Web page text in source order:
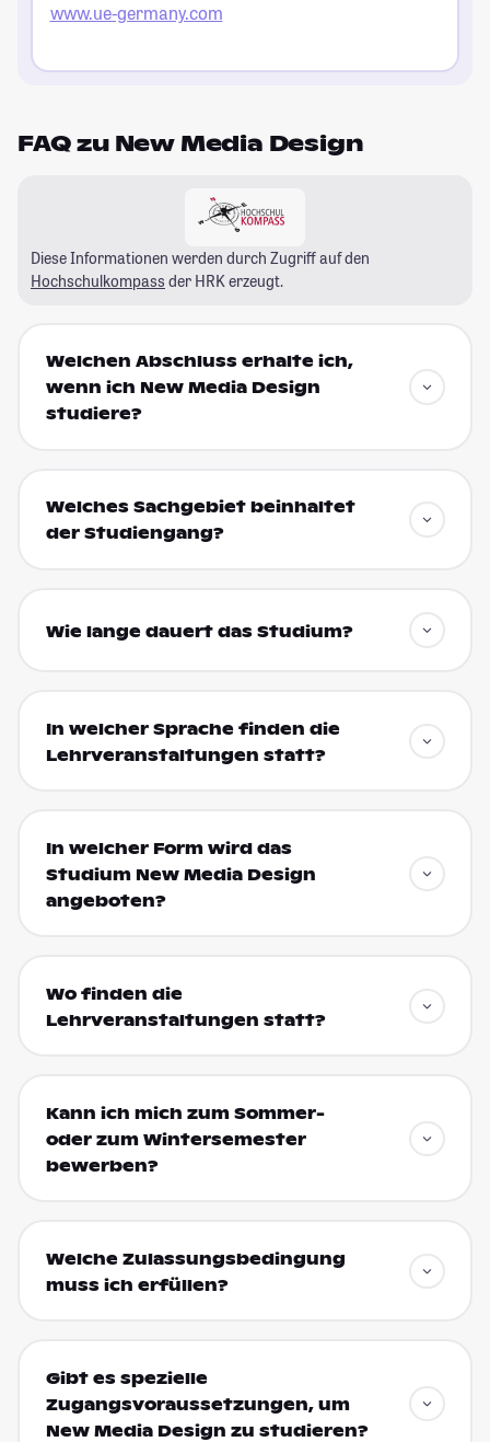
www.ue-germany.com
FAQ zu New Media Design
Diese Informationen werden durch Zugriff auf den
Hochschulkompass der HRK erzeugt.
Welchen Abschluss erhalte ich,
wenn ich New Media Design
studiere?
Welches Sachgebiet beinhaltet
der Studiengang?
Wie lange dauert das Studium?
In welcher Sprache finden die
Lehrveranstaltungen statt?
In welcher Form wird das
Studium New Media Design
angeboten?
Wo finden die
Lehrveranstaltungen statt?
Kann ich mich zum Sommer-
oder zum Wintersemester
bewerben?
Welche Zulassungsbedingung
muss ich erfüllen?
Gibt es spezielle
Zugangsvoraussetzungen, um
New Media Design zu studieren?